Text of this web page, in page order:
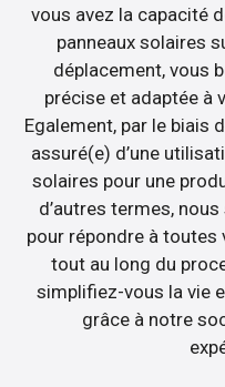
vous avez la capacité
panneaux solaires
déplacement, vous
précise et adaptée à
Egalement, par le biais
assuré(e) d’une
solaires pour une
d’autres termes,
pour répondre à
tout au long du
simplifiez-vous la vie
grâce à notre